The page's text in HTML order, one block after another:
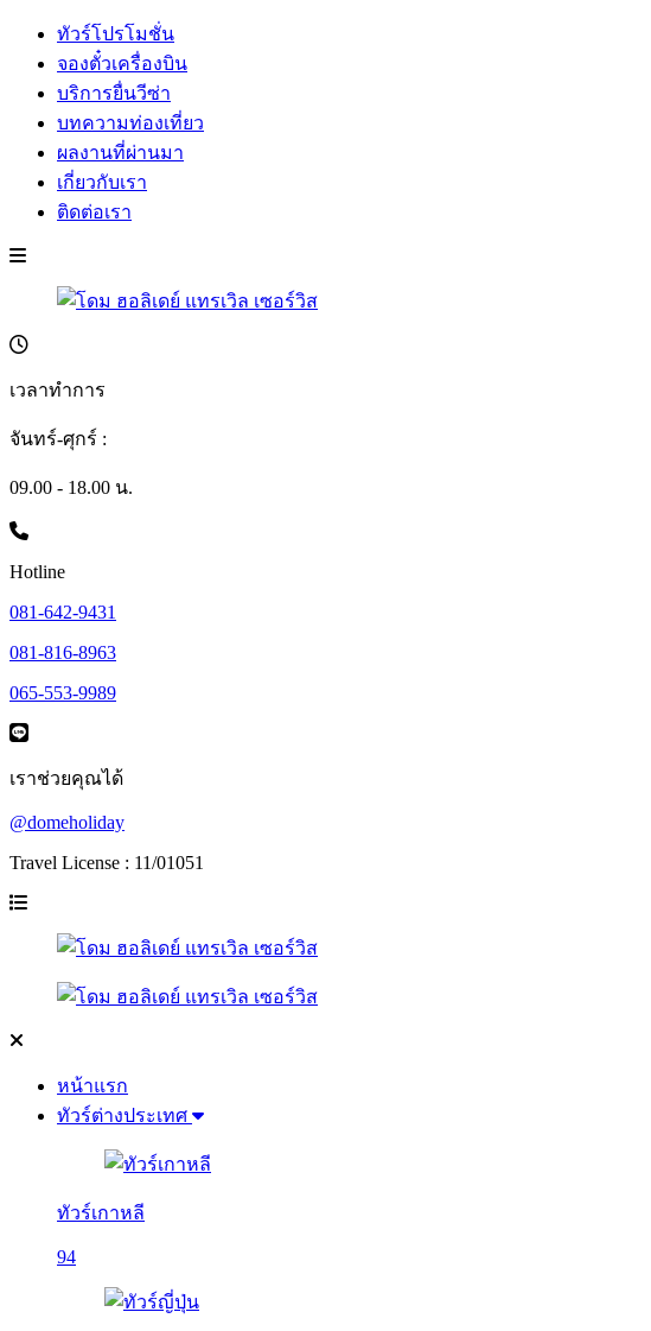
ทัวร์โปรโมชั่น
จองตั๋วเครื่องบิน
บริการยื่นวีซ่า
บทความท่องเที่ยว
ผลงานที่ผ่านมา
เกี่ยวกับเรา
ติดต่อเรา
เวลาทำการ
จันทร์-ศุกร์ :
09.00 - 18.00 น.
Hotline
081-642-9431
081-816-8963
065-553-9989
เราช่วยคุณได้
@domeholiday
Travel License : 11/01051
หน้าแรก
ทัวร์ต่างประเทศ
ทัวร์เกาหลี
94